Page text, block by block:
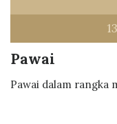
Pawai
Pawai dalam rangka